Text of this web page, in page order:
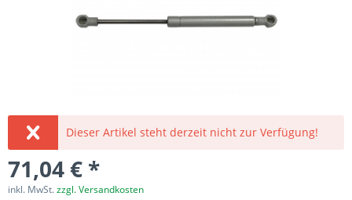
Dieser Artikel steht derzeit nicht zur Verfügung!
71,04 € *
inkl. MwSt.zzgl. Versandkosten